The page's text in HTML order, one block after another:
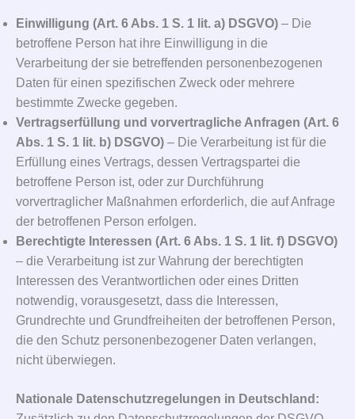
Einwilligung (Art. 6 Abs. 1 S. 1 lit. a) DSGVO) – Die
betroffene Person hat ihre Einwilligung in die
Verarbeitung der sie betreffenden personenbezogenen
Daten für einen spezifischen Zweck oder mehrere
bestimmte Zwecke gegeben.
Vertragserfüllung und vorvertragliche Anfragen (Art. 6
Abs. 1 S. 1 lit. b) DSGVO) – Die Verarbeitung ist für die
Erfüllung eines Vertrags, dessen Vertragspartei die
betroffene Person ist, oder zur Durchführung
vorvertraglicher Maßnahmen erforderlich, die auf Anfrage
der betroffenen Person erfolgen.
Berechtigte Interessen (Art. 6 Abs. 1 S. 1 lit. f) DSGVO)
– die Verarbeitung ist zur Wahrung der berechtigten
Interessen des Verantwortlichen oder eines Dritten
notwendig, vorausgesetzt, dass die Interessen,
Grundrechte und Grundfreiheiten der betroffenen Person,
die den Schutz personenbezogener Daten verlangen,
nicht überwiegen.
Nationale Datenschutzregelungen in Deutschland: